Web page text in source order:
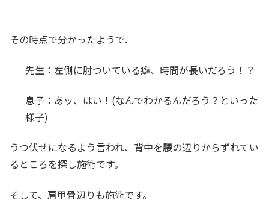
その時点で分かったようで、
先生：左側に肘ついている癖、時間が長いだろう！？
息子：あッ、はい！(なんでわかるんだろう？といった
様子)
うつ伏せになるよう言われ、背中を腰の辺りからずれてい
るところを探し施術です。
そして、肩甲骨辺りも施術です。